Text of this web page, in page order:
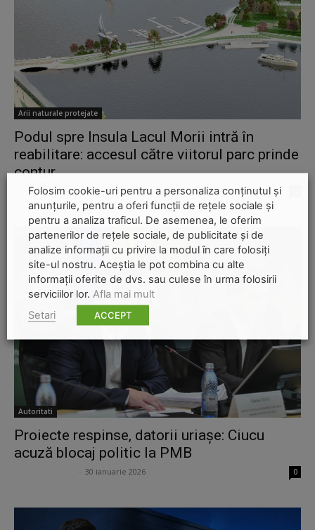
Arii naturale protejate
Podul spre Insula Lacul Morii intră în
reabilitare: accesul către viitorul parc prinde
contur
Ana Potcoveanu - 30 ianuarie 2026
Autoritati
Proiecte respinse, datorii uriașe: Ciucu
acuză blocaj politic la PMB
30 ianuarie 2026 0
Folosim cookie-uri pentru a personaliza conținutul și
anunțurile, pentru a oferi funcții de rețele sociale și
pentru a analiza traficul. De asemenea, le oferim
partenerilor de rețele sociale, de publicitate și de
analize informații cu privire la modul în care folosiți
site-ul nostru. Aceștia le pot combina cu alte
informații oferite de dvs. sau culese în urma folosirii
serviciilor lor. Afla mai mult
Setari
ACCEPT